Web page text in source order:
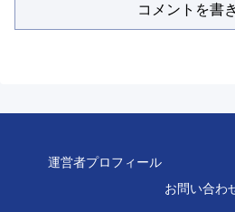
コメントを書
運営者プロフィール
お問い合わ